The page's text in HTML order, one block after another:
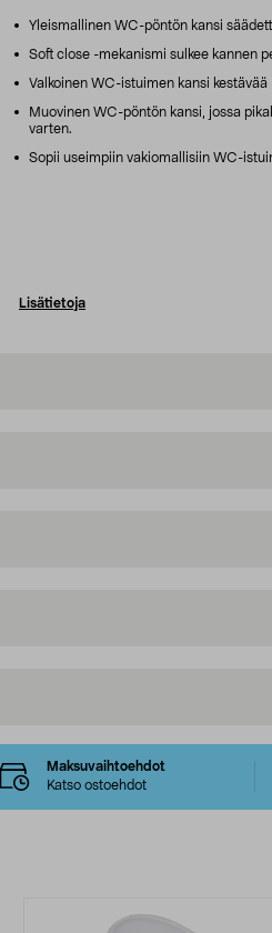
Yleismallinen WC-pöntön kansi
Soft close -mekanismi sulkee kannen
Valkoinen WC-istuimen kansi kestävää
Muovinen WC-pöntön kansi, jossa
varten.
Sopii useimpiin vakiomallisiin WC-
Lisätietoja
Maksuvaihtoehdot
Katso ostoehdot